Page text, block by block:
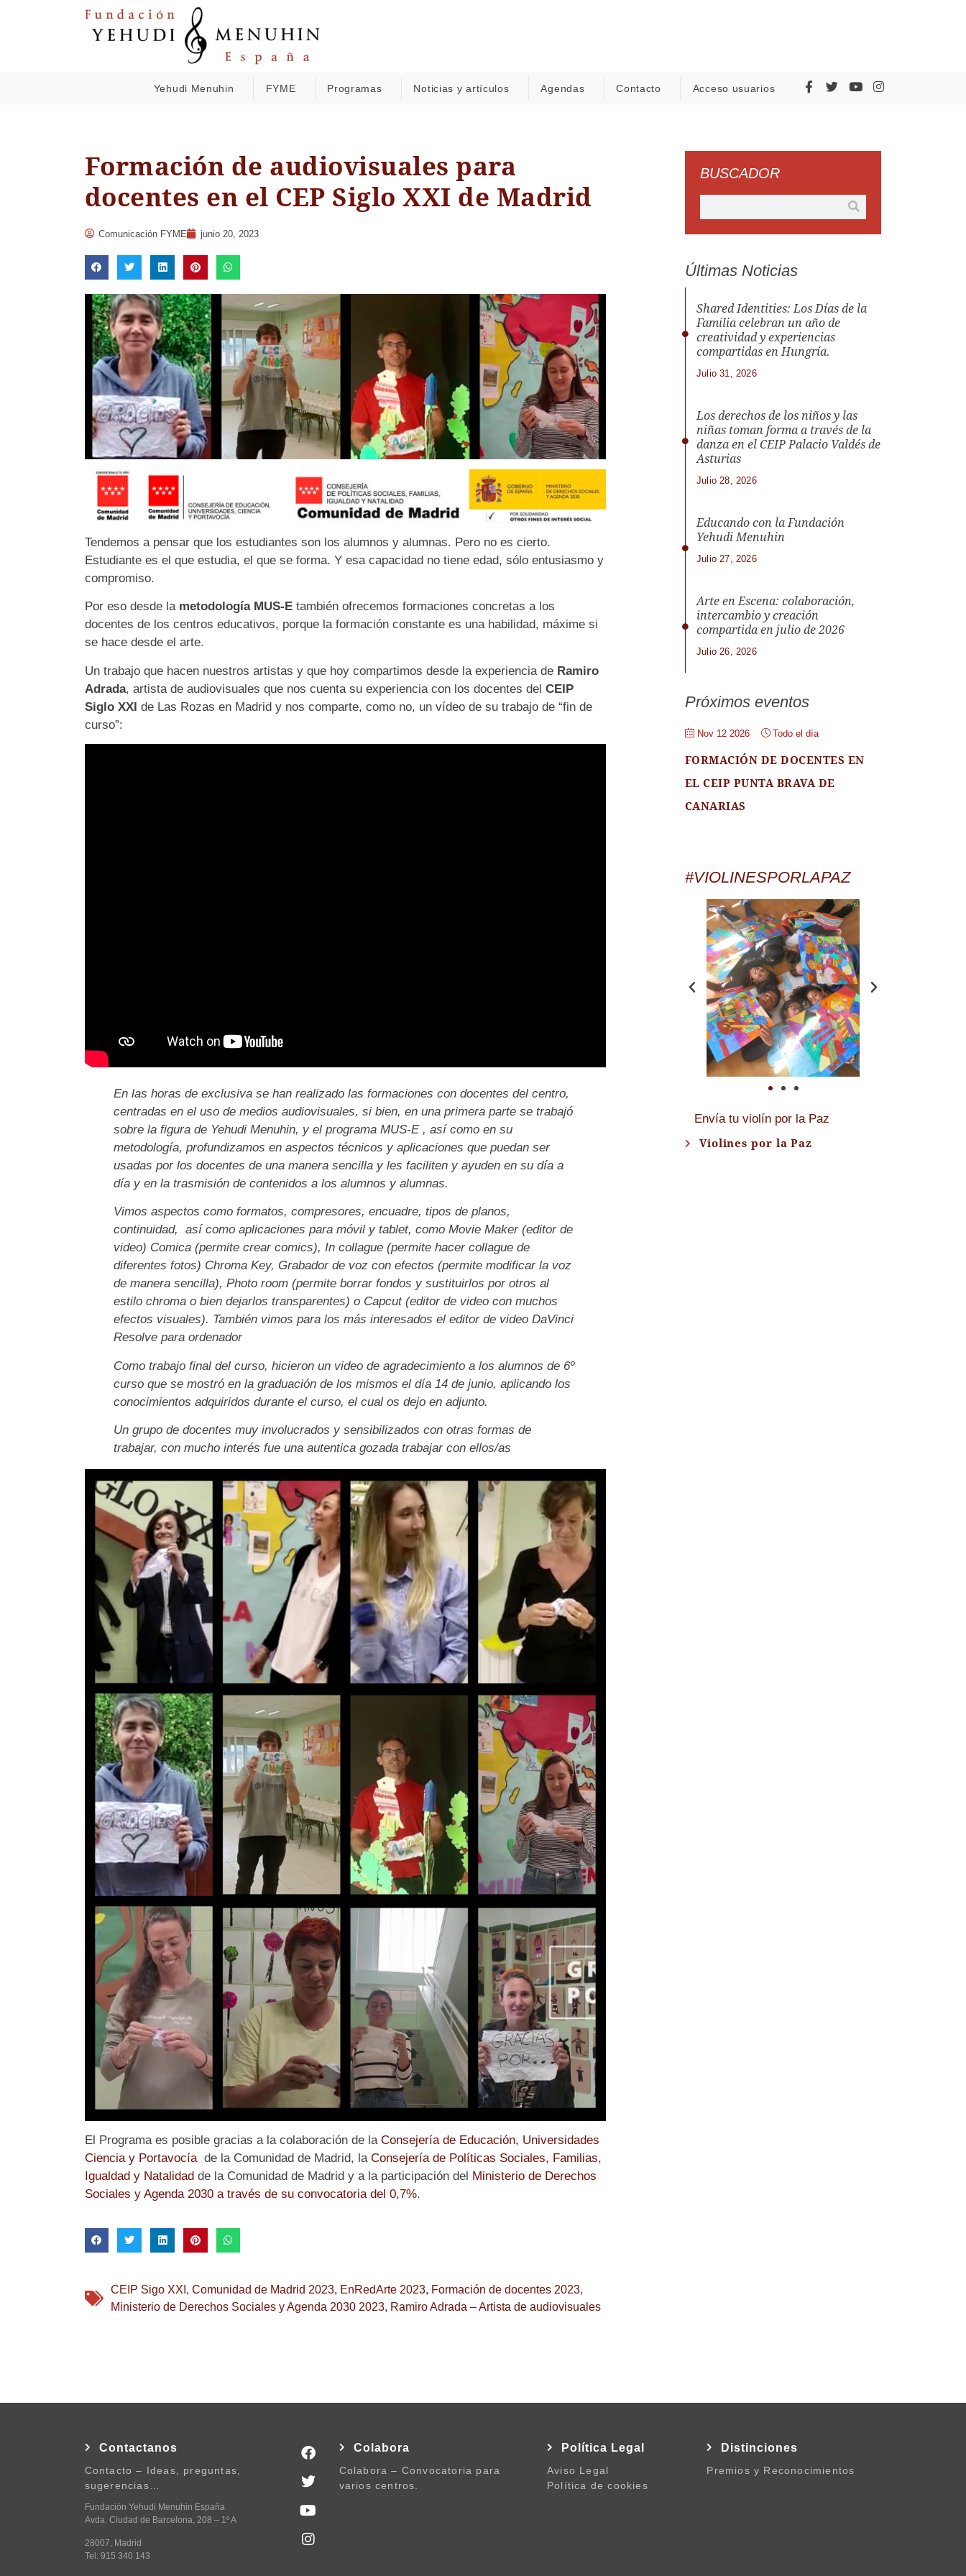
Yehudi Menuhin FYME Programas Noticias y artículos Agendas Contacto Acceso usuarios
Formación de audiovisuales para
docentes en el CEP Siglo XXI de Madrid
Comunicación FYME junio 20, 2023
Tendemos a pensar que los estudiantes son los alumnos y alumnas. Pero no es cierto.
Estudiante es el que estudia, el que se forma. Y esa capacidad no tiene edad, sólo entusiasmo y
compromiso.
Por eso desde la metodología MUS-Etambién ofrecemos formaciones concretas a los
docentes de los centros educativos, porque la formación constante es una habilidad, máxime si
se hace desde el arte.
Un trabajo que hacen nuestros artistas y que hoy compartimos desde la experiencia de Ramiro
Adrada, artista de audiovisuales que nos cuenta su experiencia con los docentes del CEIP
Siglo XXI de Las Rozas en Madrid y nos comparte, como no, un vídeo de su trabajo de “fin de
curso”:
En las horas de exclusiva se han realizado las formaciones con docentes del centro,
centradas en el uso de medios audiovisuales, si bien, en una primera parte se trabajó
sobre la figura de Yehudi Menuhin, y el programa MUS-E , así como en su
metodología, profundizamos en aspectos técnicos y aplicaciones que puedan ser
usadas por los docentes de una manera sencilla y les faciliten y ayuden en su día a
día y en la trasmisión de contenidos a los alumnos y alumnas.
Vimos aspectos como formatos, compresores, encuadre, tipos de planos,
continuidad, así como aplicaciones para móvil y tablet, como Movie Maker (editor de
video) Comica (permite crear comics), In collague (permite hacer collague de
diferentes fotos) Chroma Key, Grabador de voz con efectos (permite modificar la voz
de manera sencilla), Photo room (permite borrar fondos y sustituirlos por otros al
estilo chroma o bien dejarlos transparentes) o Capcut (editor de video con muchos
efectos visuales). También vimos para los más interesados el editor de video DaVinci
Resolve para ordenador
Como trabajo final del curso, hicieron un video de agradecimiento a los alumnos de 6º
curso que se mostró en la graduación de los mismos el día 14 de junio, aplicando los
conocimientos adquiridos durante el curso, el cual os dejo en adjunto.
Un grupo de docentes muy involucrados y sensibilizados con otras formas de
trabajar, con mucho interés fue una autentica gozada trabajar con ellos/as
El Programa es posible gracias a la colaboración de la Consejería de Educación, Universidades
Ciencia y Portavocíade la Comunidad de Madrid, la Consejería de Políticas Sociales, Familias,
Igualdad y Natalidad de la Comunidad de Madrid y a la participación del Ministerio de Derechos
Sociales y Agenda 2030 a través de su convocatoria del 0,7%.
CEIP Sigo XXI , Comunidad de Madrid 2023, EnRedArte 2023, Formación de docentes 2023,
Ministerio de Derechos Sociales y Agenda 2030 2023, Ramiro Adrada – Artista de audiovisuales
BUSCADOR
Últimas Noticias
Shared Identities: Los Días de la
Familia celebran un año de
creatividad y experiencias
compartidas en Hungría.
Julio 31, 2026
Los derechos de los niños y las
niñas toman forma a través de la
danza en el CEIP Palacio Valdés de
Asturias
Julio 28, 2026
Educando con la Fundación
Yehudi Menuhin
Julio 27, 2026
Arte en Escena: colaboración,
intercambio y creación
compartida en julio de 2026
Julio 26, 2026
Próximos eventos
Nov 12 2026 Todo el día
FORMACIÓN DE DOCENTES EN
EL CEIP PUNTA BRAVA DE
CANARIAS
#VIOLINESPORLAPAZ
Envía tu violín por la Paz
Violines por la Paz
Contactanos
Contacto – Ideas, preguntas,
sugerencias…
Fundación Yehudi Menuhin España
Avda. Ciudad de Barcelona, 208 – 1º A
28007, Madrid
Tel: 915 340 143
Colabora
Colabora – Convocatoria para
varios centros.
Política Legal
Aviso Legal
Política de cookies
Distinciones
Premios y Reconocimientos